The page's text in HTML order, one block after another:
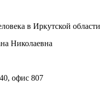
в Иркутской области
Николаевна
офис 807